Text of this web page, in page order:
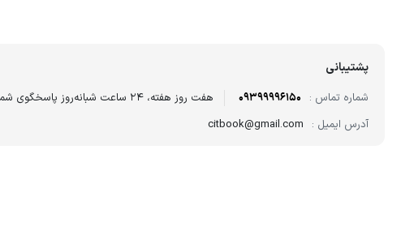
پشتیبانی
شماره تماس : 09399996150
هفت روز هفته، ۲۴ ساعت شبانه‌روز پاسخگوی شما هستیم.
آدرس ایمیل : citbook@gmail.com